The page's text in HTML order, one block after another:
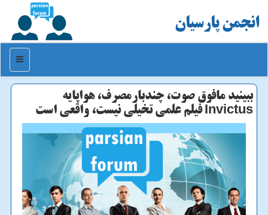
انجمن پارسیان
منو
ببینید مافوق صوت، چندبارمصرف، هواپایه
Invictus فیلم علمی تخیلی نیست، واقعی است